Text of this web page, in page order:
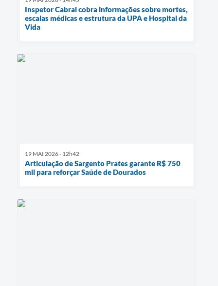
Inspetor Cabral cobra informações sobre mortes,
escalas médicas e estrutura da UPA e Hospital da
Vida
19 MAI 2026 - 12h42
Articulação de Sargento Prates garante R$ 750
mil para reforçar Saúde de Dourados